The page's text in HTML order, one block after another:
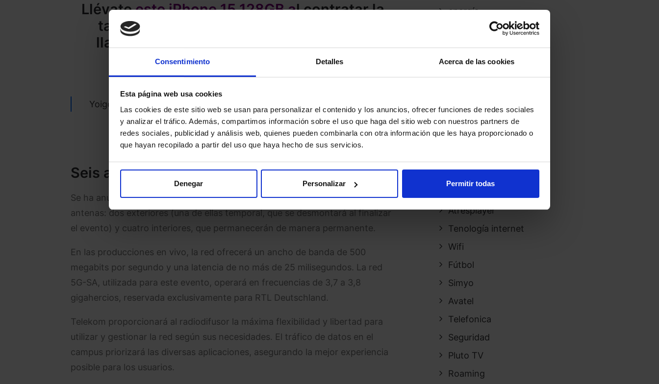
Consentimiento Detalles Acerca de las cookies
Esta página web usa cookies
Las cookies de este sitio web se usan para personalizar el contenido y los anuncios, ofrecer funciones de redes sociales
y analizar el tráfico. Además, compartimos información sobre el uso que haga del sitio web con nuestros partners de
redes sociales, publicidad y análisis web, quienes pueden combinarla con otra información que les haya proporcionado o
que hayan recopilado a partir del uso que haya hecho de sus servicios.
Denegar Personalizar Permitir todas
Llévateeste iPhone 15 128GB al contratar la
tarifa SinFín de móvil con GB infinitos y
llamadas ilimitadas por 14 euros al mes
Yoigo Iphone 15 128GB
Seis antenas para una cobertura óptima
Se ha anunciado que la red del campus de RTL contará con un total de seis
antenas: dos exteriores (una de ellas temporal, que se desmontará al finalizar
el evento) y cuatro interiores, que permanecerán de manera permanente.
En las producciones en vivo, la red ofrecerá un ancho de banda de 500
megabits por segundo y una latencia de no más de 25 milisegundos. La red
5G-SA, utilizada para este evento, operará en frecuencias de 3,7 a 3,8
gigahercios, reservada exclusivamente para RTL Deutschland.
Telekom proporcionará al radiodifusor la máxima flexibilidad y libertad para
utilizar y gestionar la red según sus necesidades. El tráfico de datos en el
campus priorizará las diversas aplicaciones, asegurando la mejor experiencia
posible para los usuarios.
energía
Iberdrola
Finetwork
Atresmedia
Renting coches
Atresplayer
Tenología internet
Wifi
Fútbol
Simyo
Avatel
Telefonica
Seguridad
Pluto TV
Roaming